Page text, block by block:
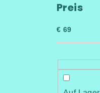
Preis
€ 69